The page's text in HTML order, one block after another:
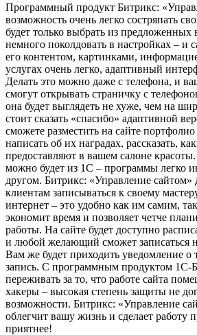
Программный продукт Битрикс:
возможность очень легко состряпать
будет только выбрать из предложенных
немного поколдовать в настройках – и
его контентом, картинками,
услугах очень легко, адаптивный
Делать это можно даже с телефона, и
смогут открывать страничку с
она будет выглядеть не хуже, чем на
стоит сказать «спасибо» адаптивной
сможете разместить на сайте
написать об их наградах, рассказать,
предоставляют в вашем салоне
можно будет из 1С – программы легко
другом. Битрикс: «Управление сайтом»
клиентам записываться к своему
интернет – это удобно как им самим,
экономит время и позволяет четче
работы. На сайте будет доступно
и любой желающий сможет записаться
Вам же будет приходить уведомление о
запись. С программным продуктом 1С-
переживать за то, что работе сайта
хакеры – высокая степень защиты не
возможности. Битрикс: «Управление
облегчит вашу жизнь и сделает работу
приятнее!